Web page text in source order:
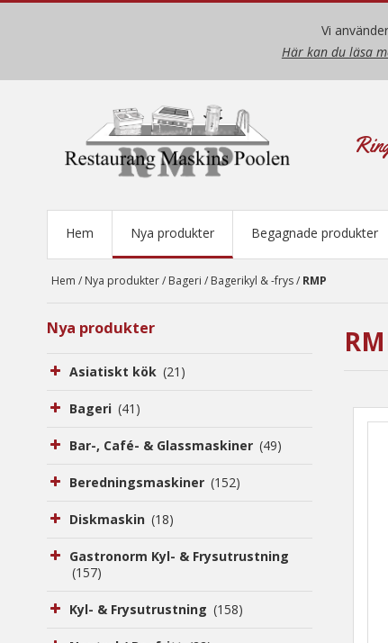
Vi
Här kan du läsa
Hem Nya produkter Begagnade produkter
Hem / Nya produkter/ Bageri / Bagerikyl & -frys/ RMP
Nya produkter
Asiatiskt kök (21)
Bageri (41)
Bar-, Café- & Glassmaskiner (49)
Beredningsmaskiner (152)
Diskmaskin (18)
Gastronorm Kyl- & Frysutrustning
(157)
Kyl- & Frysutrustning (158)